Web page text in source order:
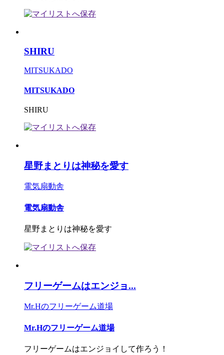
SHIRU
MITSUKADO
MITSUKADO
SHIRU
星野まとりは神秘を愛す
電気扇動舎
電気扇動舎
星野まとりは神秘を愛す
フリーゲームはエンジョ...
Mr.Hのフリーゲーム道場
Mr.Hのフリーゲーム道場
フリーゲームはエンジョイして作ろう！